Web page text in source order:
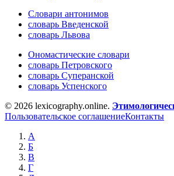
Словари антонимов
словарь Введенской
словарь Львова
Ономастические словари
словарь Петровского
словарь Суперанской
словарь Успенского
© 2026 lexicography.online.
Пользовательское соглашениеКонтакты
А
Б
В
Г